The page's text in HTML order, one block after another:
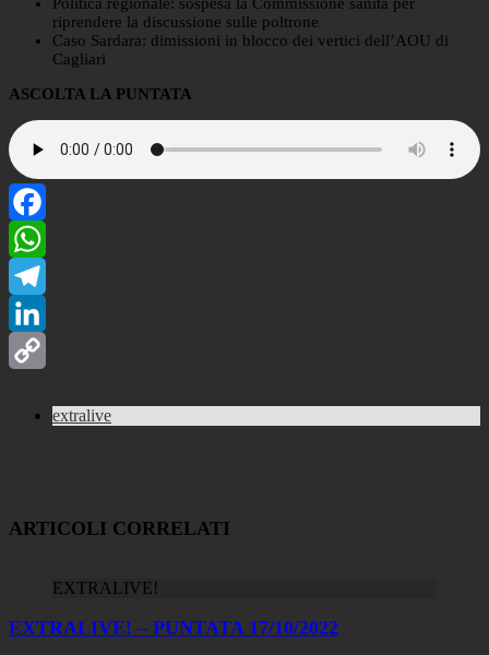
riprendere la discussione sulle poltrone
Caso Sardara: dimissioni in blocco dei vertici dell’AOU di
Cagliari
ASCOLTA LA PUNTATA
Facebook
WhatsApp
Telegram
LinkedIn
Link extralive
ARTICOLI CORRELATI
EXTRALIVE!
EXTRALIVE! – PUNTATA 17/10/2022